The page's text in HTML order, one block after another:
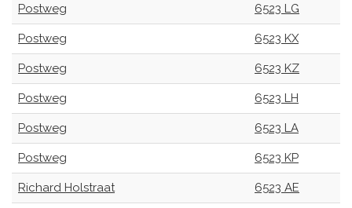
Postweg 6523 LG
Postweg 6523 KX
Postweg 6523 KZ
Postweg 6523 LH
Postweg 6523 LA
Postweg 6523 KP
Richard Holstraat 6523 AE